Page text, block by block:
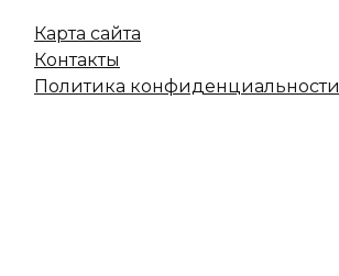
Карта сайта
Контакты
Политика конфиденциальности